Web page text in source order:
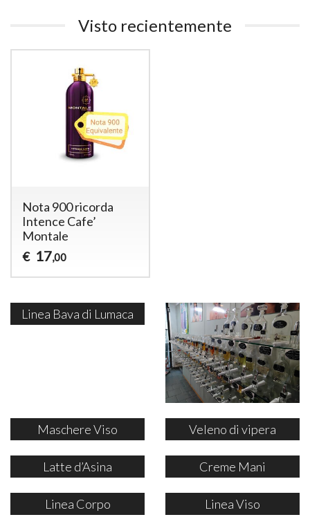
Visto recientemente
Nota 900 ricorda
Intence Cafe’
Montale
€ 17,00
Linea Bava di Lumaca
Maschere Viso Veleno di vipera
Latte d’Asina Creme Mani
Linea Corpo Linea Viso